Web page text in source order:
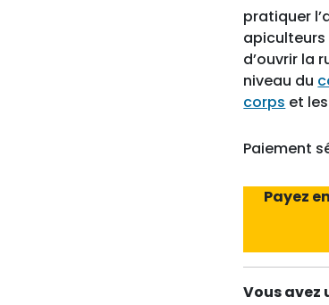
pratiquer
apiculteurs
d’ouvrir la
niveau du
corps et les
Paiement
Payez
Vous avez